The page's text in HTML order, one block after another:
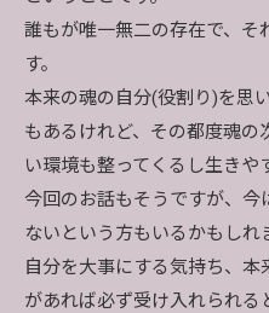
誰もが唯一無二の存在で、そ
す。
本来の魂の自分(役割り)を思
もあるけれど、その都度魂の
い環境も整ってくるし生きや
今回のお話もそうですが、今
ないという方もいるかもし
自分を大事にする気持ち、
があれば必ず受け入れられ